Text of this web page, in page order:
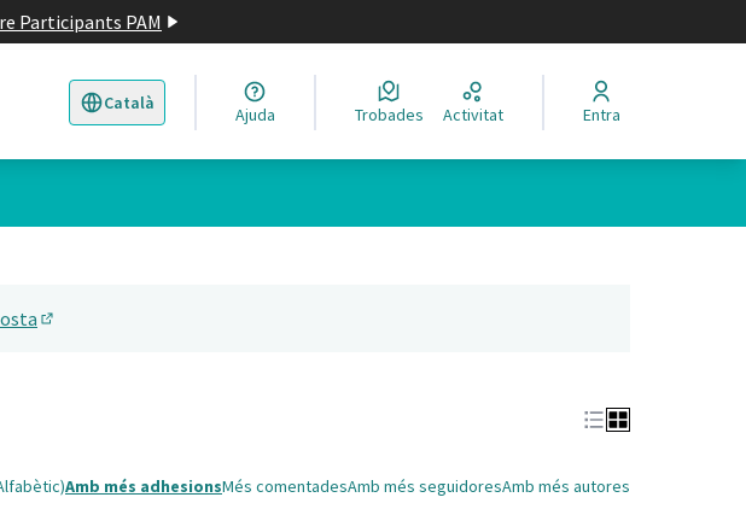
Participants PAM
Català
Triar la llengua Elegir el idioma
Ajuda Trobades Activitat Entra
22
Amb més adhesionsMés comentadesAmb més seguidoresAmb més autores